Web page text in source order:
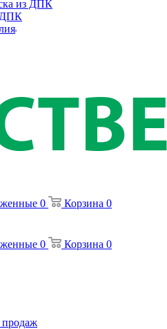
из ДПК
ДПК
0 Корзина 0
0 Корзина 0